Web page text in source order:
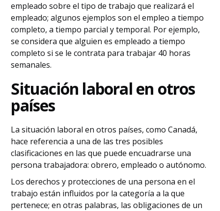
empleado sobre el tipo de trabajo que realizará el
empleado; algunos ejemplos son el empleo a tiempo
completo, a tiempo parcial y temporal. Por ejemplo,
se considera que alguien es empleado a tiempo
completo si se le contrata para trabajar 40 horas
semanales.
Situación laboral en otros
países
La situación laboral en otros países, como Canadá,
hace referencia a una de las tres posibles
clasificaciones en las que puede encuadrarse una
persona trabajadora: obrero, empleado o autónomo.
Los derechos y protecciones de una persona en el
trabajo están influidos por la categoría a la que
pertenece; en otras palabras, las obligaciones de un